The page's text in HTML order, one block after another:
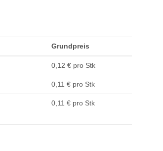
Grundpreis
0,12 € pro Stk
0,11 € pro Stk
0,11 € pro Stk